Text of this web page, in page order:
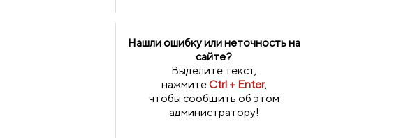
Нашли ошибку или неточность на
сайте?
Выделите текст,
нажмитеCtrl + Enter,
чтобы сообщить об этом
администратору!